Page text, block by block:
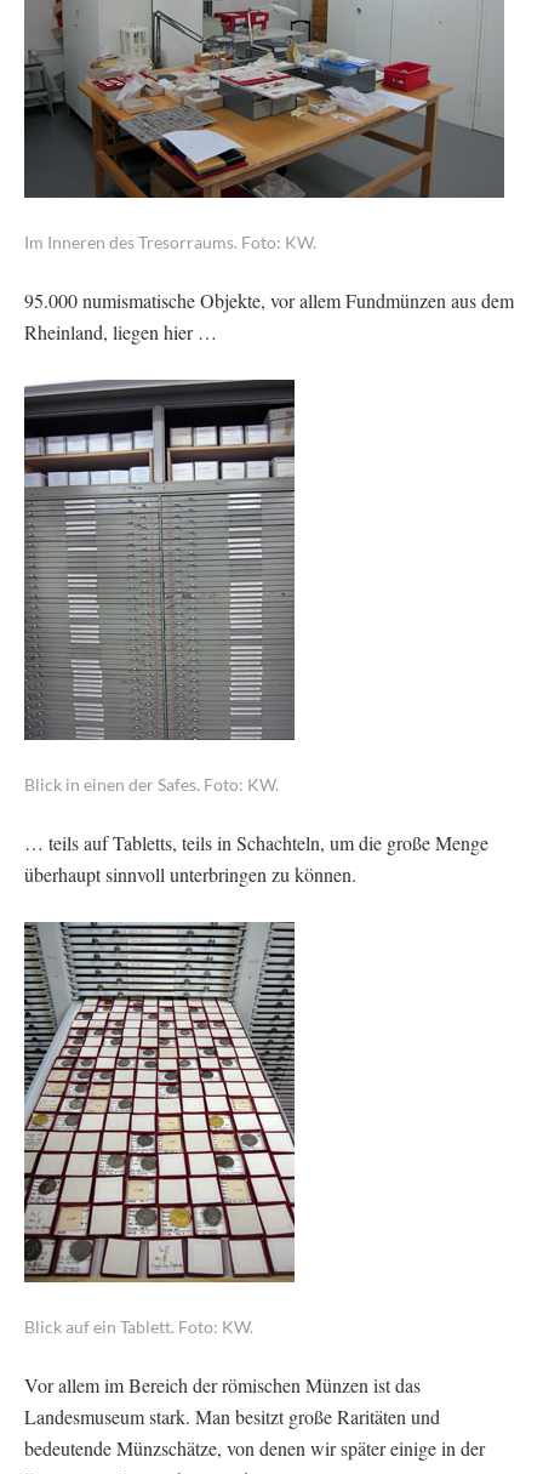
Im Inneren des Tresorraums. Foto: KW.
95.000 numismatische Objekte, vor allem Fundmünzen aus dem
Rheinland, liegen hier …
Blick in einen der Safes. Foto: KW.
… teils auf Tabletts, teils in Schachteln, um die große Menge
überhaupt sinnvoll unterbringen zu können.
Blick auf ein Tablett. Foto: KW.
Vor allem im Bereich der römischen Münzen ist das
Landesmuseum stark. Man besitzt große Raritäten und
bedeutende Münzschätze, von denen wir später einige in der